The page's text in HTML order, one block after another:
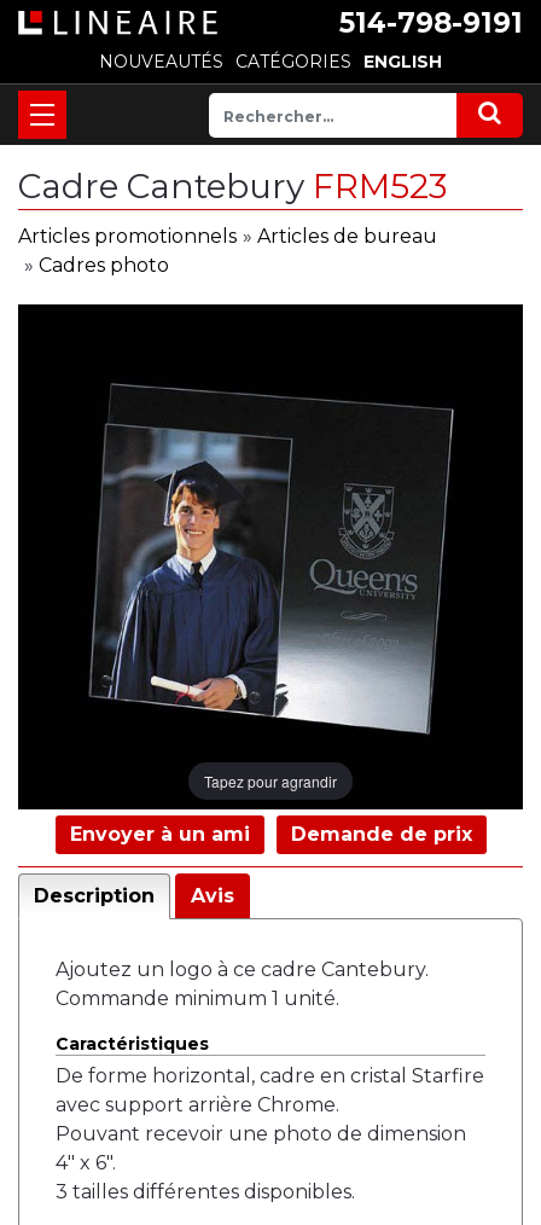
514-798-9191
NOUVEAUTÉS CATÉGORIES ENGLISH
Cadre Cantebury FRM523
Articles promotionnels » Articles de bureau
» Cadres photo
Tapez pour agrandir
Envoyer à un ami Demande de prix
Description Avis
Ajoutez un logo à ce cadre Cantebury.
Commande minimum 1 unité.
Caractéristiques
De forme horizontal, cadre en cristal Starfire
avec support arrière Chrome.
Pouvant recevoir une photo de dimension
4" x 6".
3 tailles différentes disponibles.